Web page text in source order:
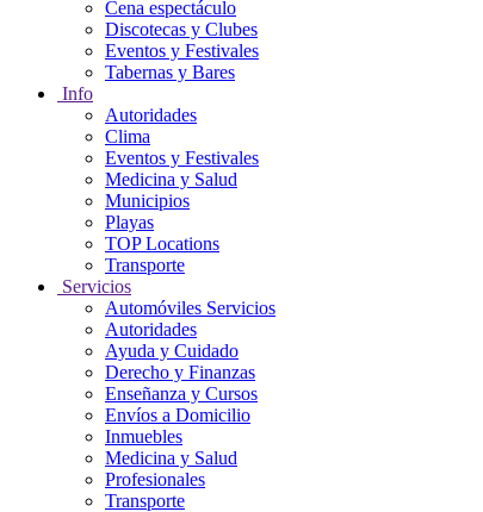
Cena espectáculo
Discotecas y Clubes
Eventos y Festivales
Tabernas y Bares
Info
Autoridades
Clima
Eventos y Festivales
Medicina y Salud
Municipios
Playas
TOP Locations
Transporte
Servicios
Automóviles Servicios
Autoridades
Ayuda y Cuidado
Derecho y Finanzas
Enseñanza y Cursos
Envíos a Domicilio
Inmuebles
Medicina y Salud
Profesionales
Transporte